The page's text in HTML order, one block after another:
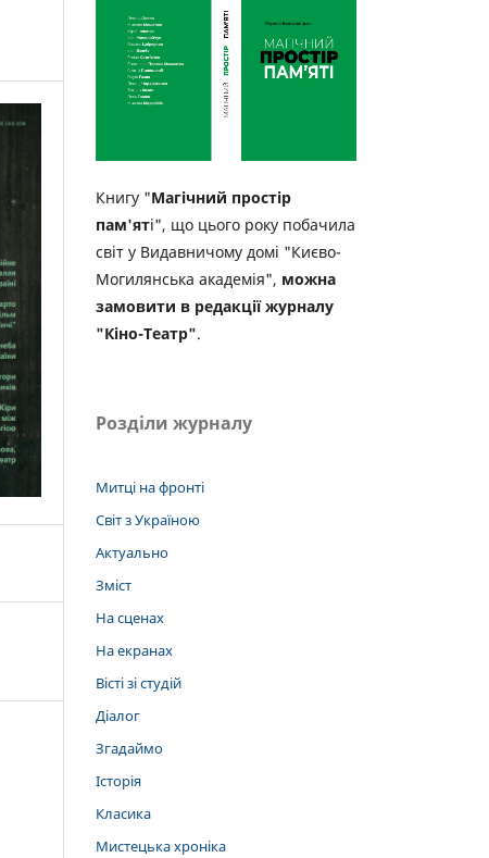
Книгу "Магічний простір
пам'яті", що цього року побачила
світ у Видавничому домі "Києво-
Могилянська академія", можна
замовити в редакції журналу
"Кіно-Театр".
Розділи журналу
Митці на фронті
Світ з Україною
Актуально
Зміст
На сценах
На екранах
Вісті зі студій
Діалог
Згадаймо
Історія
Класика
Мистецька хроніка